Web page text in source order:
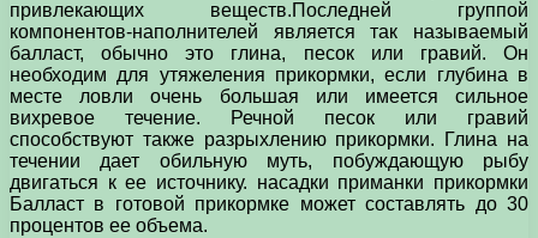
привлекающих веществ.Последней группой
компонентов-наполнителей является так называемый
балласт, обычно это глина, песок или гравий. Он
необходим для утяжеления прикормки, если глубина в
месте ловли очень большая или имеется сильное
вихревое течение. Речной песок или гравий
способствуют также разрыхлению прикормки. Глина на
течении дает обильную муть, побуждающую рыбу
двигаться к ее источнику. насадки приманки прикормки
Балласт в готовой прикормке может составлять до 30
процентов ее объема.